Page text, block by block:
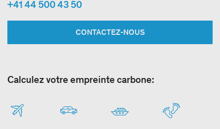
+41 44 500 43 50
CONTACTEZ-NOUS
Calculez votre empreinte carbone: